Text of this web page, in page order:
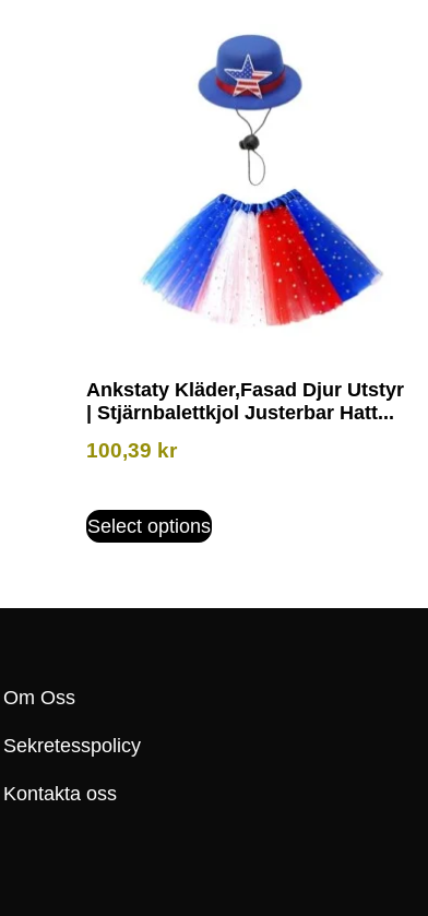
Ankstaty Kläder,Fasad Djur Utstyr
| Stjärnbalettkjol Justerbar Hatt...
100,39 kr
Select options
Om Oss
Sekretesspolicy
Kontakta oss